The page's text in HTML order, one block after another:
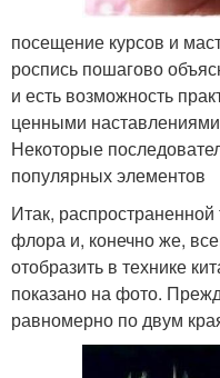
посещение курсов и
роспись пошагово
и есть возможность
ценными
Некоторые
популярных элементов
Итак, распространенной
флора и, конечно же,
отобразить в технике
показано на фото.
равномерно по двум